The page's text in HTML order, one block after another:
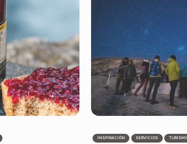
INSPIRACIÓN SERVICIOS